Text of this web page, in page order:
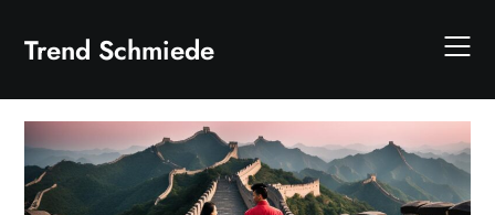
content
Trend Schmiede